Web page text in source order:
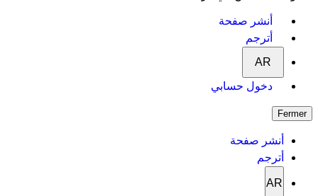
أنشر صفحة
أترجم
AR
دخول حسابي
Fermer
أنشر صفحة
أترجم
AR